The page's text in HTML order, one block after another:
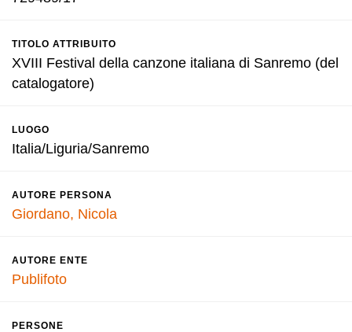
TITOLO ATTRIBUITO
XVIII Festival della canzone italiana di Sanremo (del
catalogatore)
LUOGO
Italia/Liguria/Sanremo
AUTORE PERSONA
Giordano, Nicola
AUTORE ENTE
Publifoto
PERSONE